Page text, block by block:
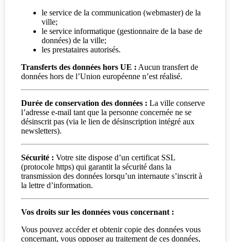
le service de la communication (webmaster) de la
ville;
le service informatique (gestionnaire de la base de
données) de la ville;
les prestataires autorisés.
Transferts des données hors UE : Aucun transfert de
données hors de l’Union européenne n’est réalisé.
Durée de conservation des données : La ville conserve
l’adresse e-mail tant que la personne concernée ne se
désinscrit pas (via le lien de désinscription intégré aux
newsletters).
Sécurité : Votre site dispose d’un certificat SSL
(protocole https) qui garantit la sécurité dans la
transmission des données lorsqu’un internaute s’inscrit à
la lettre d’information.
Vos droits sur les données vous concernant :
Vous pouvez accéder et obtenir copie des données vous
concernant, vous opposer au traitement de ces données,